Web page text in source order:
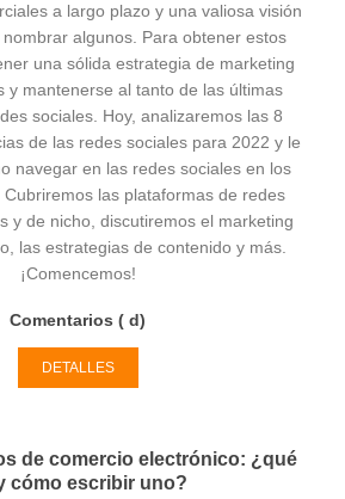
a largo plazo y una valiosa visión
algunos. Para obtener estos
una sólida estrategia de marketing
y mantenerse al tanto de las últimas
sociales. Hoy, analizaremos las 8
de las redes sociales para 2022 y le
navegar en las redes sociales en los
las plataformas de redes
y de nicho, discutiremos el marketing
las estrategias de contenido y más.
¡Comencemos!
Comentarios ( d)
DETALLES
de comercio electrónico: ¿qué
cómo escribir uno?